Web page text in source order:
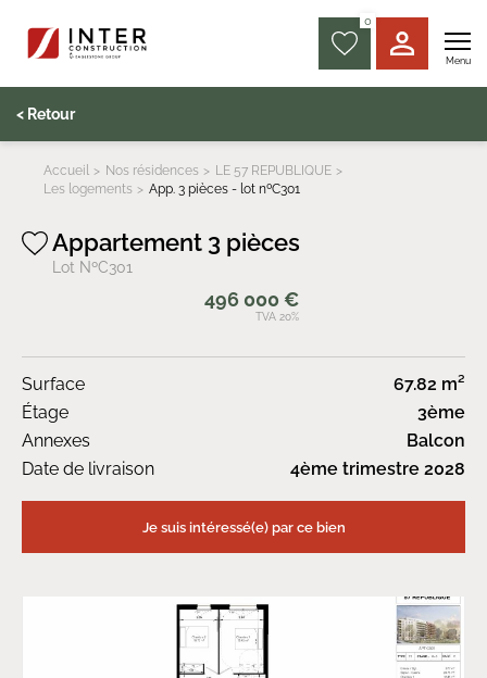
0
Menu
< Retour
Accueil Nos résidences
LE 57 REPUBLIQUE
Les logements
App. 3 pièces - lot nºC301
Appartement 3 pièces
Lot NºC301
496 000 €
TVA 20%
Surface
67.82 m²
Étage
3ème
Annexes
Balcon
Date de livraison
4ème trimestre 2028
Je suis intéressé(e) par ce bien